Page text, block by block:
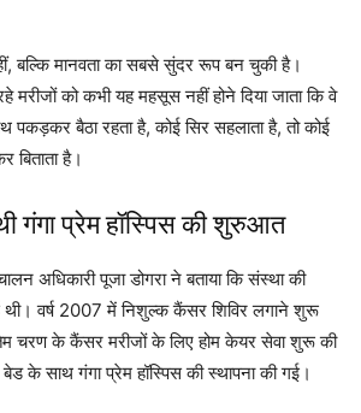
बल्कि मानवता का सबसे सुंदर रूप बन चुकी है।
मरीजों को कभी यह महसूस नहीं होने दिया जाता कि वे
बैठा रहता है, कोई सिर सहलाता है, तो कोई
बिताता है।
गंगा प्रेम हॉस्पिस की शुरुआत
अधिकारी पूजा डोगरा ने बताया कि संस्था की
वर्ष 2007 में निशुल्क कैंसर शिविर लगाने शुरू
चरण के कैंसर मरीजों के लिए होम केयर सेवा शुरू की
के साथ गंगा प्रेम हॉस्पिस की स्थापना की गई।